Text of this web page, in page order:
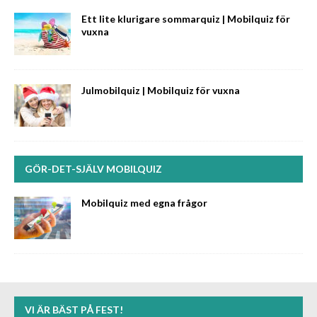
Ett lite klurigare sommarquiz | Mobilquiz för
vuxna
Julmobilquiz | Mobilquiz för vuxna
GÖR-DET-SJÄLV MOBILQUIZ
Mobilquiz med egna frågor
VI ÄR BÄST PÅ FEST!